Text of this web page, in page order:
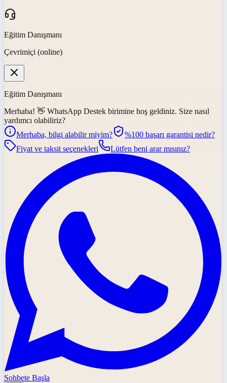
Eğitim Danışmanı
Çevrimiçi (online)
Eğitim Danışmanı
Merhaba! 👋 WhatsApp Destek birimine hoş geldiniz. Size nasıl
yardımcı olabiliriz?
Merhaba, bilgi alabilir miyim?
%100 başarı garantisi nedir?
Fiyat ve taksit seçenekleri
Lütfen beni arar mısınız?
Sohbete Başla